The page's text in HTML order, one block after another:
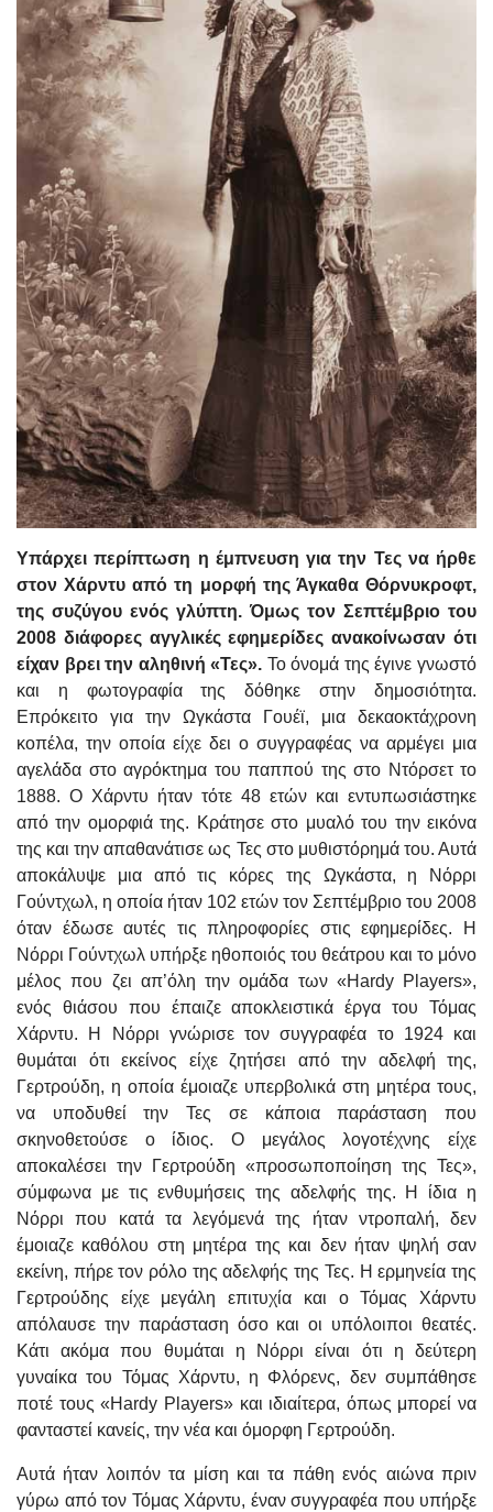
Υπάρχει περίπτωση η έμπνευση για την Τες να ήρθε
στον Χάρντυ από τη μορφή της Άγκαθα Θόρνυκροφτ,
της συζύγου ενός γλύπτη. Όμως τον Σεπτέμβριο του
2008 διάφορες αγγλικές εφημερίδες ανακοίνωσαν ότι
είχαν βρει την αληθινή «Τες». Το όνομά της έγινε γνωστό
και η φωτογραφία της δόθηκε στην δημοσιότητα.
Επρόκειτο για την Ωγκάστα Γουέϊ, μια δεκαοκτάχρονη
κοπέλα, την οποία είχε δει ο συγγραφέας να αρμέγει μια
αγελάδα στο αγρόκτημα του παππού της στο Ντόρσετ το
1888. Ο Χάρντυ ήταν τότε 48 ετών και εντυπωσιάστηκε
από την ομορφιά της. Κράτησε στο μυαλό του την εικόνα
της και την απαθανάτισε ως Τες στο μυθιστόρημά του. Αυτά
αποκάλυψε μια από τις κόρες της Ωγκάστα, η Νόρρι
Γούντχωλ, η οποία ήταν 102 ετών τον Σεπτέμβριο του 2008
όταν έδωσε αυτές τις πληροφορίες στις εφημερίδες. Η
Νόρρι Γούντχωλ υπήρξε ηθοποιός του θεάτρου και το μόνο
μέλος που ζει απ’όλη την ομάδα των «Hardy Players»,
ενός θιάσου που έπαιζε αποκλειστικά έργα του Τόμας
Χάρντυ. Η Νόρρι γνώρισε τον συγγραφέα το 1924 και
θυμάται ότι εκείνος είχε ζητήσει από την αδελφή της,
Γερτρούδη, η οποία έμοιαζε υπερβολικά στη μητέρα τους,
να υποδυθεί την Τες σε κάποια παράσταση που
σκηνοθετούσε ο ίδιος. Ο μεγάλος λογοτέχνης είχε
αποκαλέσει την Γερτρούδη «προσωποποίηση της Τες»,
σύμφωνα με τις ενθυμήσεις της αδελφής της. Η ίδια η
Νόρρι που κατά τα λεγόμενά της ήταν ντροπαλή, δεν
έμοιαζε καθόλου στη μητέρα της και δεν ήταν ψηλή σαν
εκείνη, πήρε τον ρόλο της αδελφής της Τες. Η ερμηνεία της
Γερτρούδης είχε μεγάλη επιτυχία και ο Τόμας Χάρντυ
απόλαυσε την παράσταση όσο και οι υπόλοιποι θεατές.
Κάτι ακόμα που θυμάται η Νόρρι είναι ότι η δεύτερη
γυναίκα του Τόμας Χάρντυ, η Φλόρενς, δεν συμπάθησε
ποτέ τους «Hardy Players» και ιδιαίτερα, όπως μπορεί να
φανταστεί κανείς, την νέα και όμορφη Γερτρούδη.
Αυτά ήταν λοιπόν τα μίση και τα πάθη ενός αιώνα πριν
γύρω από τον Τόμας Χάρντυ, έναν συγγραφέα που υπήρξε